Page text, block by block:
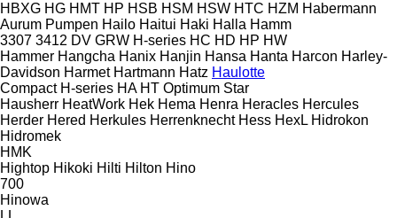
HBXG HG HMT HP HSB HSM HSW HTC HZM Habermann
Aurum Pumpen Hailo Haitui Haki Halla Hamm
3307 3412 DV GRW H-series HC HD HP HW
Hammer Hangcha Hanix Hanjin Hansa Hanta Harcon Harley-
Davidson Harmet Hartmann Hatz Haulotte
Compact H-series HA HT Optimum Star
Hausherr HeatWork Hek Hema Henra Heracles Hercules
Herder Hered Herkules Herrenknecht Hess HexL Hidrokon
Hidromek
HMK
Hightop Hikoki Hilti Hilton Hino
700
Hinowa